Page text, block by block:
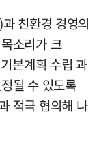
친환경 경영의
소리가 크
본계획 수립 과
될 수 있도록
적극 협의해 나